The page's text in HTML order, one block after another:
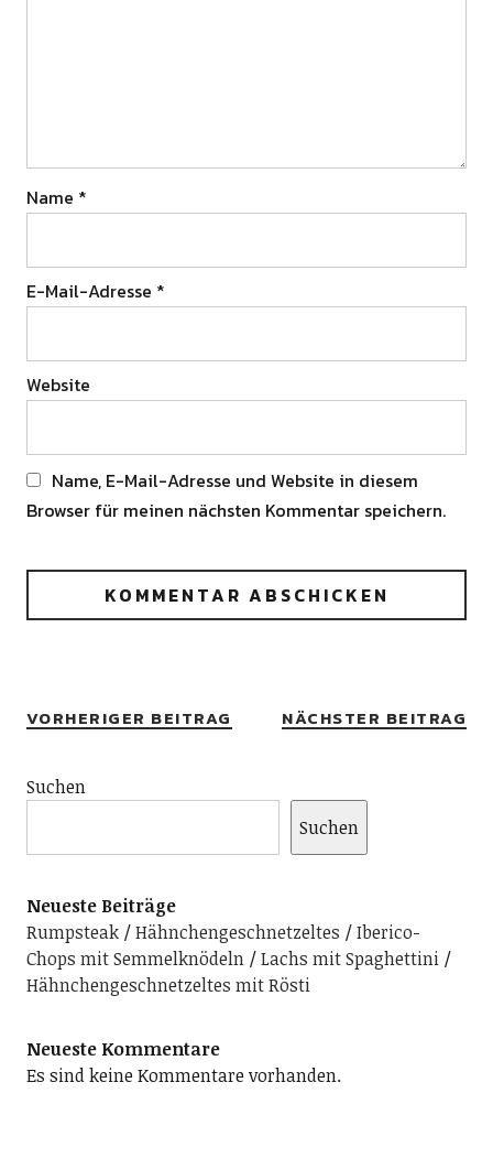
Name *
E-Mail-Adresse *
Website
Name, E-Mail-Adresse und Website in diesem
Browser für meinen nächsten Kommentar speichern.
VORHERIGER BEITRAG NÄCHSTER BEITRAG
Suchen
Suchen
Neueste Beiträge
Rumpsteak
Hähnchengeschnetzeltes
Iberico-
Chops mit Semmelknödeln
Lachs mit Spaghettini
Hähnchengeschnetzeltes mit Rösti
Neueste Kommentare
Es sind keine Kommentare vorhanden.